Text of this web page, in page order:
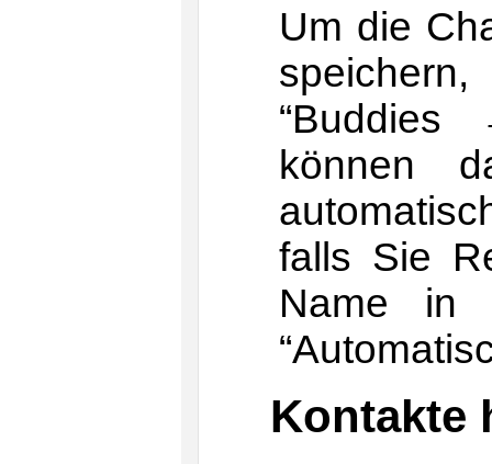
Um die
können
falls Sie
Name in
Kontakte